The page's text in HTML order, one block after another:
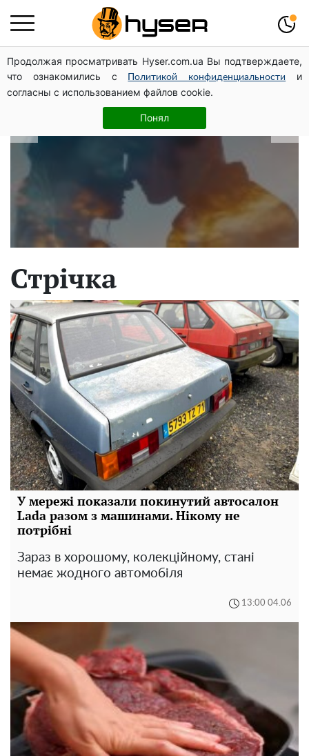
Продолжая просматривать Hyser.com.ua Вы подтверждаете,
что ознакомились с
Политикой конфиденциальности
и
согласны с использованием файлов cookie.
Понял
В які дати народжуються найвірніші
чоловіки: краще одразу перевірити,
щоб потім не страждати
Стрічка
У мережі показали покинутий автосалон
Lada разом з машинами. Нікому не
потрібні
Зараз в хорошому, колекційному, стані
немає жодного автомобіля
13:00 04.06